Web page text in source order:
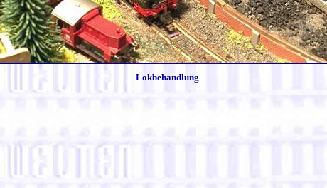
Lokbehandlung